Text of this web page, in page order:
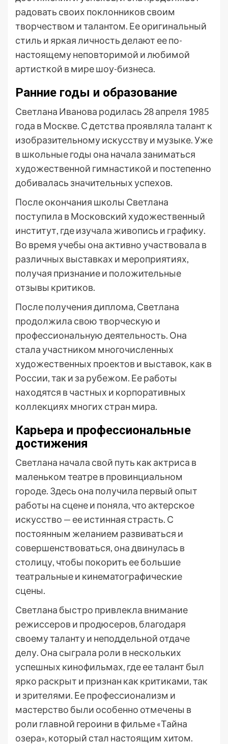
радовать своих поклонников своим
творчеством и талантом. Ее оригинальный
стиль и яркая личность делают ее по-
настоящему неповторимой и любимой
артисткой в мире шоу-бизнеса.
Ранние годы и образование
Светлана Иванова родилась 28 апреля 1985
года в Москве. С детства проявляла талант к
изобразительному искусству и музыке. Уже
в школьные годы она начала заниматься
художественной гимнастикой и постепенно
добивалась значительных успехов.
После окончания школы Светлана
поступила в Московский художественный
институт, где изучала живопись и графику.
Во время учебы она активно участвовала в
различных выставках и мероприятиях,
получая признание и положительные
отзывы критиков.
После получения диплома, Светлана
продолжила свою творческую и
профессиональную деятельность. Она
стала участником многочисленных
художественных проектов и выставок, как в
России, так и за рубежом. Ее работы
находятся в частных и корпоративных
коллекциях многих стран мира.
Карьера и профессиональные
достижения
Светлана начала свой путь как актриса в
маленьком театре в провинциальном
городе. Здесь она получила первый опыт
работы на сцене и поняла, что актерское
искусство — ее истинная страсть. С
постоянным желанием развиваться и
совершенствоваться, она двинулась в
столицу, чтобы покорить ее большие
театральные и кинематографические
сцены.
Светлана быстро привлекла внимание
режиссеров и продюсеров, благодаря
своему таланту и неподдельной отдаче
делу. Она сыграла роли в нескольких
успешных кинофильмах, где ее талант был
ярко раскрыт и признан как критиками, так
и зрителями. Ее профессионализм и
мастерство были особенно отмечены в
роли главной героини в фильме «Тайна
озера», который стал настоящим хитом.